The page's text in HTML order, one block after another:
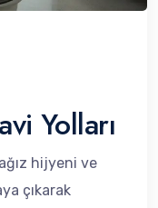
Yolları
hijyeni ve
çıkarak